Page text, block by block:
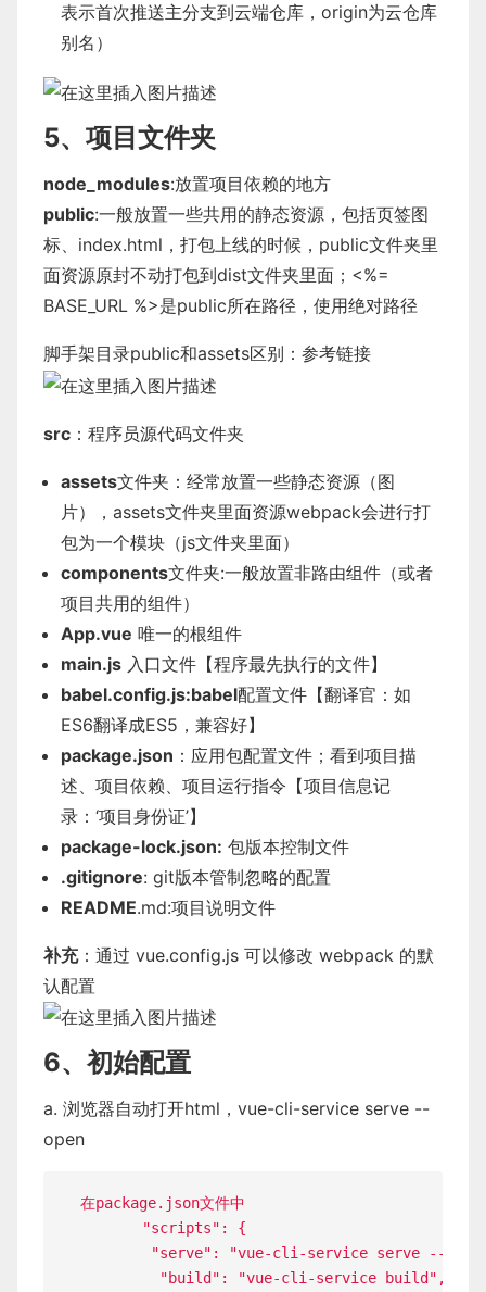
表示首次推送主分支到云端仓库，origin为云仓库
别名）
5、项目文件夹
node_modules:放置项目依赖的地方
public:一般放置一些共用的静态资源，包括页签图
标、index.html，打包上线的时候，public文件夹里
面资源原封不动打包到dist文件夹里面；<%=
BASE_URL %>是public所在路径，使用绝对路径
脚手架目录public和assets区别： 参考链接
src ：程序员源代码文件夹
assets文件夹：经常放置一些静态资源（图
片），assets文件夹里面资源webpack会进行打
包为一个模块（js文件夹里面）
components文件夹:一般放置非路由组件（或者
项目共用的组件）
App.vue 唯一的根组件
main.js 入口文件【程序最先执行的文件】
babel.config.js:babel配置文件【翻译官：如
ES6翻译成ES5，兼容好】
package.json ：应用包配置文件；看到项目描
述、项目依赖、项目运行指令【项目信息记
录：‘项目身份证’】
package-lock.json: 包版本控制文件
.gitignore: git版本管制忽略的配置
README.md:项目说明文件
补充：通过 vue.config.js 可以修改 webpack 的默
认配置
6、初始配置
a. 浏览器自动打开html，vue-cli-service serve --
open
在package. json文件中
"scripts" :
{
"serve" :
"vue-cli-service serve --
"build" : "vue-cli-service build" ,